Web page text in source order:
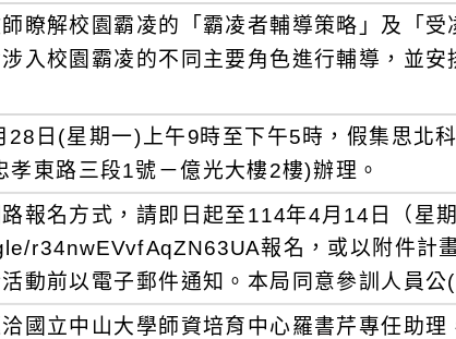
瞭解校園霸凌的「霸凌者輔導策略」及「受
入校園霸凌的不同主要角色進行輔導，並安
28日(星期一)上午9時至下午5時，假集思北
孝東路三段1號－億光大樓2樓)辦理。
報名方式，請即日起至114年4月14日（星
r34nwEVvfAqZN63UA報名，或以附件計
動前以電子郵件通知。本局同意參訓人員公
國立中山大學師資培育中心羅書芹專任助